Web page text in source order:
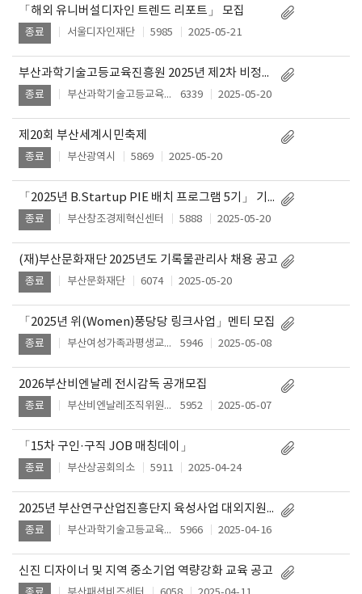
「해외 유니버설디자인 트렌드 리포트」 모집
종료 서울디자인재단 5985 2025-05-21
부산과학기술고등교육진흥원 2025년 제2차 비정규직 채용 공고
종료 부산과학기술고등교육진흥원 6339 2025-05-20
제20회 부산세계시민축제
종료 부산광역시 5869 2025-05-20
「2025년 B.Startup PIE 배치 프로그램 5기」 기업 모집 공고
종료 부산창조경제혁신센터 5888 2025-05-20
(재)부산문화재단 2025년도 기록물관리사 채용 공고
종료 부산문화재단 6074 2025-05-20
「2025년 위(Women)풍당당 링크사업」멘티 모집
종료 부산여성가족과평생교육진흥원 5946 2025-05-08
2026부산비엔날레 전시감독 공개모집
종료 부산비엔날레조직위원회 5952 2025-05-07
「15차 구인·구직 JOB 매칭데이」
종료 부산상공회의소 5911 2025-04-24
2025년 부산연구산업진흥단지 육성사업 대외지원사업 공고
종료 부산과학기술고등교육진흥원 5966 2025-04-16
신진 디자이너 및 지역 중소기업 역량강화 교육 공고